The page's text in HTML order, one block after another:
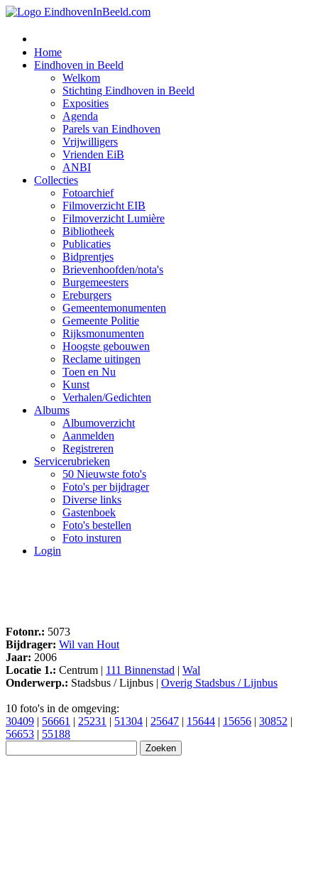
Home
Eindhoven in Beeld
Welkom
Stichting Eindhoven in Beeld
Exposities
Agenda
Parels van Eindhoven
Vrijwilligers
Vrienden EiB
ANBI
Collecties
Fotoarchief
Filmoverzicht EIB
Filmoverzicht Lumière
Bibliotheek
Publicaties
Bidprentjes
Brievenhoofden/nota's
Burgemeesters
Ereburgers
Gemeentemonumenten
Gemeente Politie
Rijksmonumenten
Hoogste gebouwen
Reclame uitingen
Toen en Nu
Kunst
Verhalen/Gedichten
Albums
Albumoverzicht
Aanmelden
Registreren
Servicerubrieken
50 Nieuwste foto's
Foto's per bijdrager
Diverse links
Gastenboek
Foto's bestellen
Foto insturen
Login
Fotonr.: 5073
Bijdrager: Wil van Hout
Jaar: 2006
Locatie 1.: Centrum | 111 Binnenstad | Wal
Onderwerp.: Stadsbus / Lijnbus | Overig Stadsbus / Lijnbus
10 foto's in de omgeving:
30409 | 56661 | 25231 | 51304 | 25647 | 15644 | 15656 | 30852 |
56653 | 55188